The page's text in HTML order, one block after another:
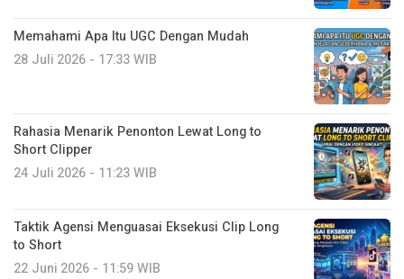
Memahami Apa Itu UGC Dengan Mudah
28 Juli 2026 - 17:33 WIB
Rahasia Menarik Penonton Lewat Long to
Short Clipper
24 Juli 2026 - 11:23 WIB
Taktik Agensi Menguasai Eksekusi Clip Long
to Short
22 Juni 2026 - 11:59 WIB